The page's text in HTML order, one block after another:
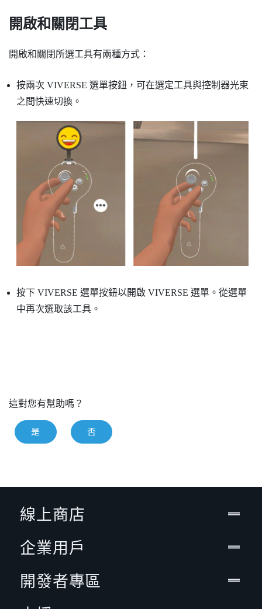
開啟和關閉工具
開啟和關閉所選工具有兩種方式：
按兩次 VIVERSE 選單按鈕，可在選定工具與控制器光束
之間快速切換。
按下 VIVERSE 選單按鈕以開啟 VIVERSE 選單。從選單
中再次選取該工具。
這對您有幫助嗎？
是 否
線上商店
企業用戶
開發者專區